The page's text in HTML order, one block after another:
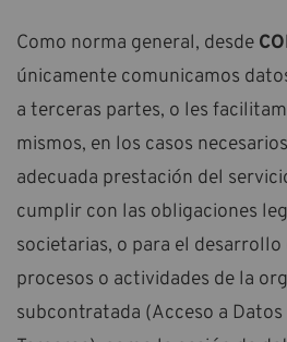
Como norma general, desde
únicamente comunicamos
a terceras partes, o les
mismos, en los casos
adecuada prestación del
cumplir con las obligaciones
societarias, o para el
procesos o actividades de la
subcontratada (Acceso a